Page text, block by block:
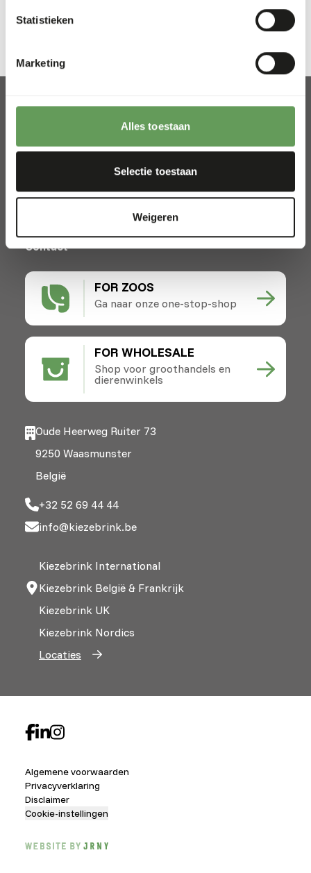
Statistieken
Marketing
Alles toestaan
Selectie toestaan
Weigeren
FOR ZOOS
Ga naar onze one-stop-shop
FOR WHOLESALE
Shop voor groothandels en
dierenwinkels
Nieuws
Contact
Oude Heerweg Ruiter 73
9250 Waasmunster
België
+32 52 69 44 44
info@kiezebrink.be
Kiezebrink International
Kiezebrink België & Frankrijk
Kiezebrink UK
Kiezebrink Nordics
Locaties
Algemene voorwaarden
Privacyverklaring
Disclaimer
Cookie-instellingen